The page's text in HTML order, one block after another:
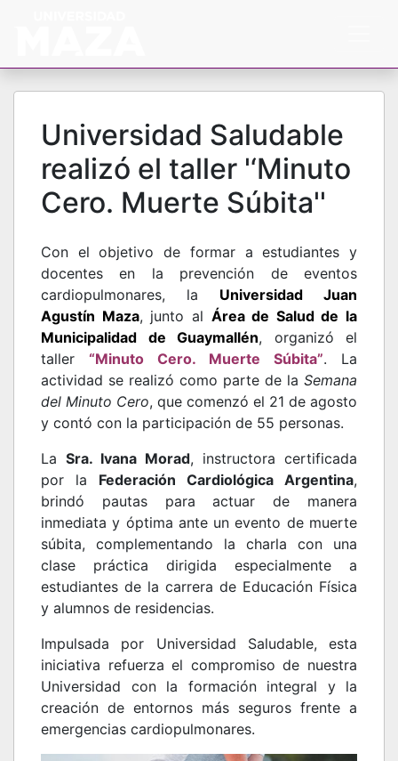
Universidad Saludable
realizó el taller '‘Minuto
Cero. Muerte Súbita''
Con el objetivo de formar a estudiantes y
docentes en la prevención de eventos
cardiopulmonares, la Universidad Juan
Agustín Maza, junto al Área de Salud de la
Municipalidad de Guaymallén, organizó el
taller “Minuto Cero. Muerte Súbita”. La
actividad se realizó como parte de la Semana
del Minuto Cero, que comenzó el 21 de agosto
y contó con la participación de 55 personas.
La Sra. Ivana Morad, instructora certificada
por la Federación Cardiológica Argentina,
brindó pautas para actuar de manera
inmediata y óptima ante un evento de muerte
súbita, complementando la charla con una
clase práctica dirigida especialmente a
estudiantes de la carrera de Educación Física
y alumnos de residencias.
Impulsada por Universidad Saludable, esta
iniciativa refuerza el compromiso de nuestra
Universidad con la formación integral y la
creación de entornos más seguros frente a
emergencias cardiopulmonares.